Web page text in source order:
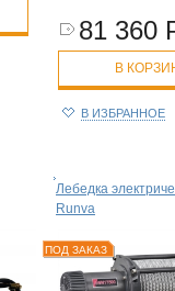
81 360
В
В ИЗБРАННОЕ
Лебедка
Runva
ПОД ЗАКАЗ